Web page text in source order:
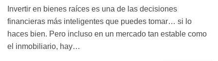
Invertir en bienes raíces es una de las decisiones
financieras más inteligentes que puedes tomar… si lo
haces bien. Pero incluso en un mercado tan estable como
el inmobiliario, hay…